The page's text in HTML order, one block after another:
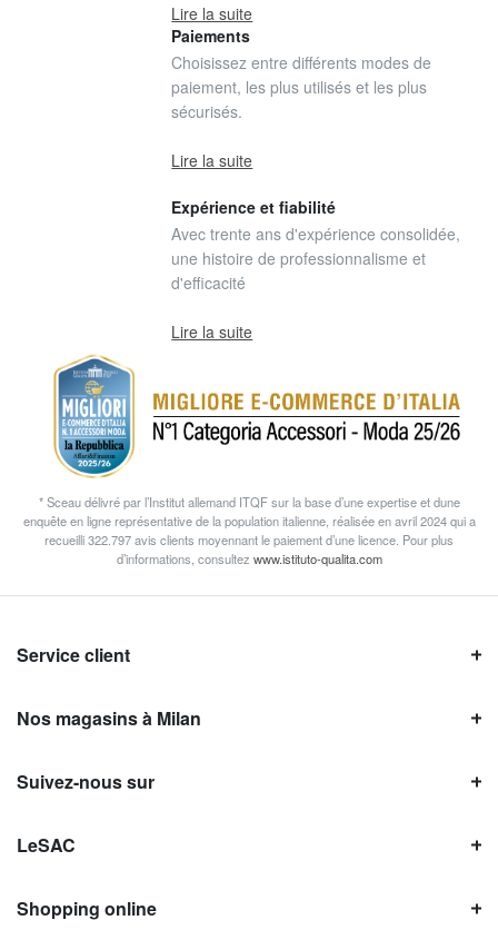
Lire la suite
Paiements
Choisissez entre différents modes de
paiement, les plus utilisés et les plus
sécurisés.
Lire la suite
Expérience et fiabilité
Avec trente ans d'expérience consolidée,
une histoire de professionnalisme et
d'efficacité
Lire la suite
* Sceau délivré par l’Institut allemand ITQF sur la base d’une expertise et dune
enquête en ligne représentative de la population italienne, réalisée en avril 2024 qui a
recueilli 322.797 avis clients moyennant le paiement d’une licence. Pour plus
d’informations, consultez www.istituto-qualita.com
Service client
Nos magasins à Milan
Suivez-nous sur
LeSAC
Shopping online